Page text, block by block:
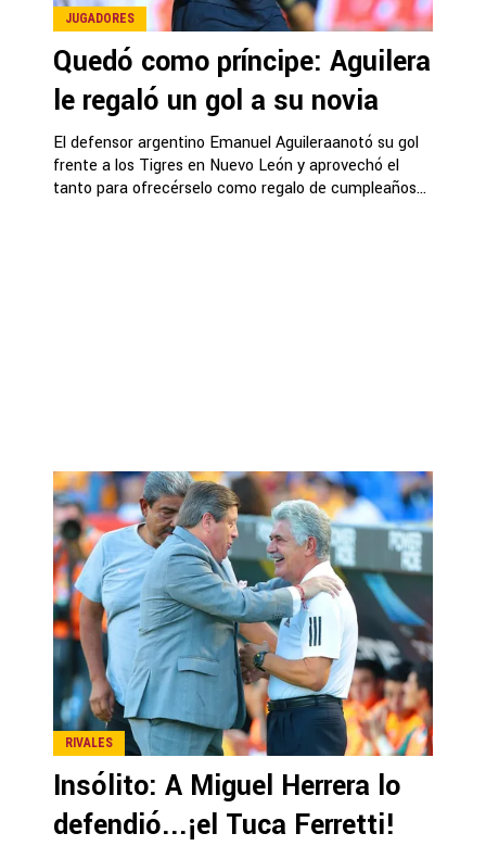
JUGADORES
Quedó como príncipe: Aguilera
le regaló un gol a su novia
El defensor argentino Emanuel Aguileraanotó su gol
frente a los Tigres en Nuevo León y aprovechó el
tanto para ofrecérselo como regalo de cumpleaños...
RIVALES
Insólito: A Miguel Herrera lo
defendió...¡el Tuca Ferretti!